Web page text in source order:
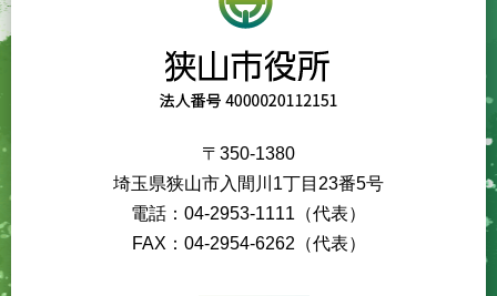
〒350-1380
埼玉県狭山市入間川1丁目23番5号
電話：04-2953-1111（代表）
FAX：04-2954-6262（代表）